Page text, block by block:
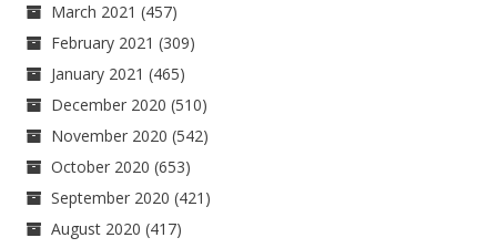
March 2021 (457)
February 2021 (309)
January 2021 (465)
December 2020 (510)
November 2020 (542)
October 2020 (653)
September 2020 (421)
August 2020 (417)